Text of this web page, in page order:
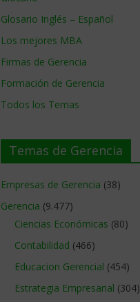
Glosario Inglés – Español
Los mejores MBA
Firmas de Gerencia
Formación de Gerencia
Todos los Temas
Temas de Gerencia
Empresas de Gerencia (38)
Gerencia (9.477)
Ciencias Económicas (80)
Contabilidad (466)
Educacion Gerencial (454)
Estrategia Empresarial (304)